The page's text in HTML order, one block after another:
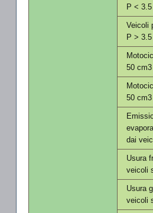
P <
Veicoli
P >
50 cm3
50 cm3
dai
Usura
veicoli
Usura
veicoli